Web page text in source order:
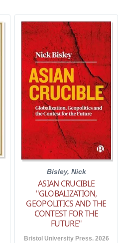
Bisley, Nick
ASIAN CRUCIBLE
"GLOBALIZATION,
GEOPOLITICS AND THE
CONTEST FOR THE
FUTURE"
Bristol University Press. 2026